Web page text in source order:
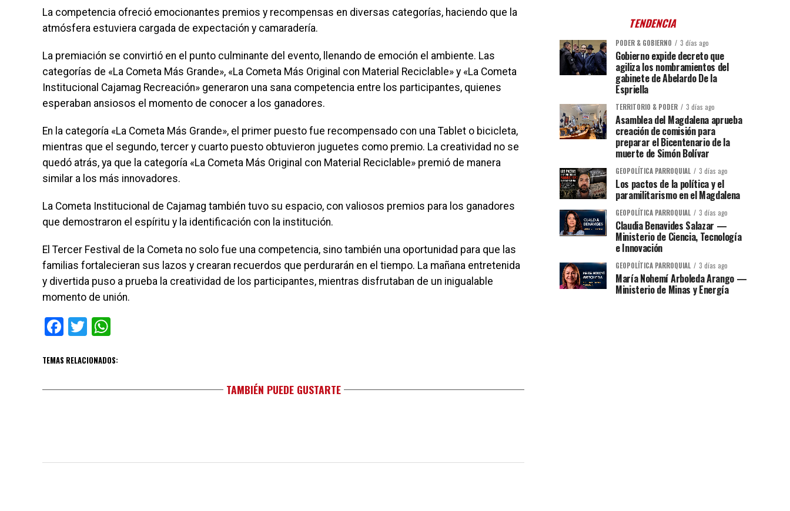
La competencia ofreció emocionantes premios y recompensas en diversas categorías, haciendo que la
atmósfera estuviera cargada de expectación y camaradería.
La premiación se convirtió en el punto culminante del evento, llenando de emoción el ambiente. Las
categorías de «La Cometa Más Grande», «La Cometa Más Original con Material Reciclable» y «La Cometa
Institucional Cajamag Recreación» generaron una sana competencia entre los participantes, quienes
esperaban ansiosos el momento de conocer a los ganadores.
En la categoría «La Cometa Más Grande», el primer puesto fue recompensado con una Tablet o bicicleta,
mientras que el segundo, tercer y cuarto puesto obtuvieron juguetes como premio. La creatividad no se
quedó atrás, ya que la categoría «La Cometa Más Original con Material Reciclable» premió de manera
similar a los más innovadores.
La Cometa Institucional de Cajamag también tuvo su espacio, con valiosos premios para los ganadores
que demostraron el espíritu y la identificación con la institución.
El Tercer Festival de la Cometa no solo fue una competencia, sino también una oportunidad para que las
familias fortalecieran sus lazos y crearan recuerdos que perdurarán en el tiempo. La mañana entretenida
y divertida puso a prueba la creatividad de los participantes, mientras disfrutaban de un inigualable
momento de unión.
Facebook
Twitter
TEMAS RELACIONADOS:
TAMBIÉN PUEDE GUSTARTE
TENDENCIA
PODER & GOBIERNO 3 días ago
Gobierno expide decreto que
agiliza los nombramientos del
gabinete de Abelardo De la
Espriella
TERRITORIO & PODER 3 días ago
Asamblea del Magdalena aprueba
creación de comisión para
preparar el Bicentenario de la
muerte de Simón Bolívar
GEOPOLÍTICA PARROQUIAL 3 días ago
Los pactos de la política y el
paramilitarismo en el Magdalena
GEOPOLÍTICA PARROQUIAL 3 días ago
Claudia Benavides Salazar —
Ministerio de Ciencia, Tecnología
e Innovación
GEOPOLÍTICA PARROQUIAL 3 días ago
María Nohemí Arboleda Arango —
Ministerio de Minas y Energía